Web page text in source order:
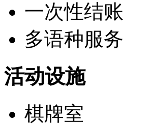
一次性结账
多语种服务
活动设施
棋牌室